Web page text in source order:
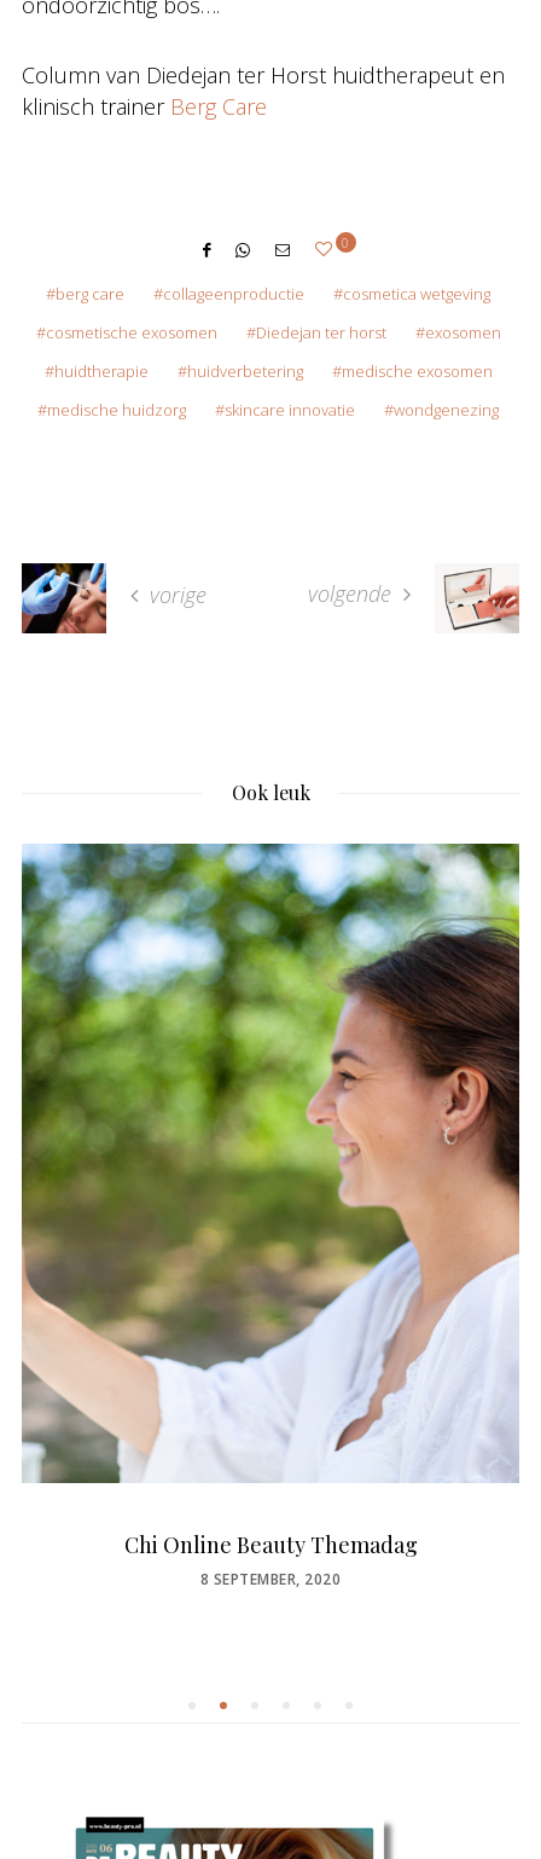
Column van Diedejan ter Horst huidtherapeut en
klinisch trainer Berg Care
0
berg care collageenproductie
cosmetica wetgeving
cosmetische exosomen
Diedejan ter horst
exosomen
huidtherapie
huidverbetering
medische exosomen
medische huidzorg
skincare innovatie wondgenezing
vorige volgende
Ook leuk
Chi Online Beauty Themadag
POSTED
8 SEPTEMBER, 2020